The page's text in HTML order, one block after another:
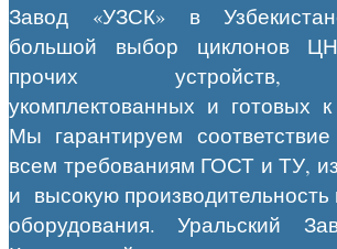
Завод «УЗСК» в
большой выбор циклонов
прочих устройств,
укомплектованных и готовых к
Мы гарантируем
всем требованиям ГОСТ и ТУ,
и высокую производительность
оборудования. Уральский